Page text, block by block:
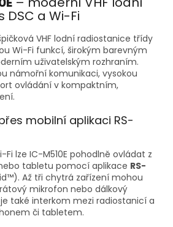
a Wi-Fi
VHF lodní radiostanice třídy
Wi-Fi funkcí, širokým barevným
uživatelským rozhraním.
námořní komunikaci, vysokou
ovládání v kompaktním,
mobilní aplikaci RS-
lze IC-M510E pohodlně ovládat z
tabletu pomocí aplikace RS-
Až tři chytrá zařízení mohou
mikrofon nebo dálkový
také interkom mezi radiostanicí a
či tabletem.